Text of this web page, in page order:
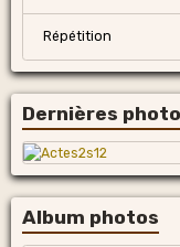
Répétition
Dernières
Album photos